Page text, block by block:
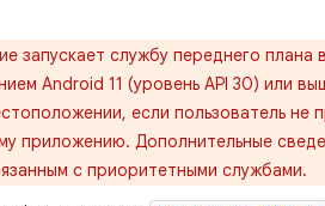
запускает службу переднего
Android 11 (уровень API 30) или
если пользователь не
приложению. Дополнительные
с приоритетными службами.